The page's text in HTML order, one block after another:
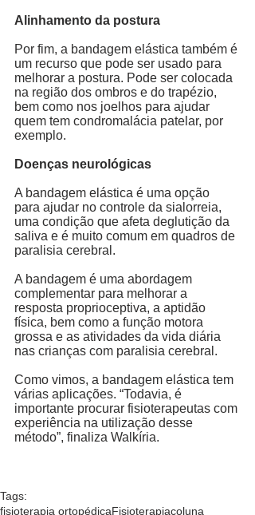
Alinhamento da postura
Por fim, a bandagem elástica também é
um recurso que pode ser usado para
melhorar a postura. Pode ser colocada
na região dos ombros e do trapézio,
bem como nos joelhos para ajudar
quem tem condromalácia patelar, por
exemplo.
Doenças neurológicas
A bandagem elástica é uma opção
para ajudar no controle da sialorreia,
uma condição que afeta deglutição da
saliva e é muito comum em quadros de
paralisia cerebral.
A bandagem é uma abordagem
complementar para melhorar a
resposta proprioceptiva, a aptidão
física, bem como a função motora
grossa e as atividades da vida diária
nas crianças com paralisia cerebral.
Como vimos, a bandagem elástica tem
várias aplicações. “Todavia, é
importante procurar fisioterapeutas com
experiência na utilização desse
método”, finaliza Walkíria.
Tags:
fisioterapia ortopédicaFisioterapiacoluna